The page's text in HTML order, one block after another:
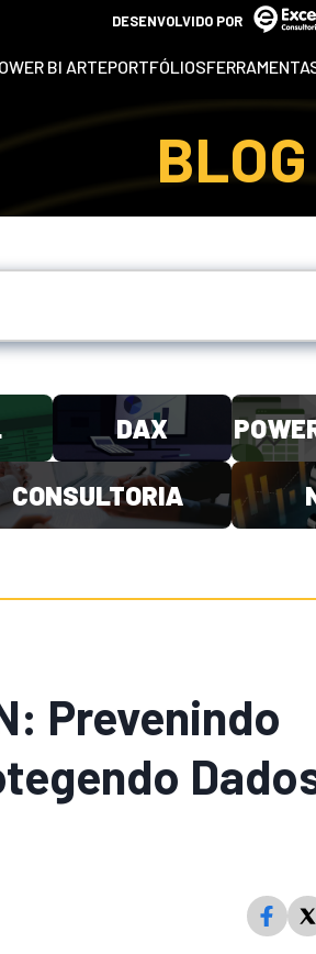
DESENVOLVIDO POR
BI ARTEPORTFÓLIOS
BLOG
DAX
CONSULTORIA
Prevenindo